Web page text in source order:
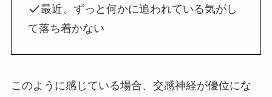
最近、ずっと何かに追われている気がし
て落ち着かない
このように感じている場合、交感神経が優位にな